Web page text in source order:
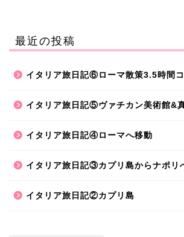
最近の投稿
イタリア旅日記⑥ローマ散策3.5時間
イタリア旅日記⑤ヴァチカン美術館&
イタリア旅日記④ローマへ移動
イタリア旅日記③カプリ島からナポリ
イタリア旅日記②カプリ島